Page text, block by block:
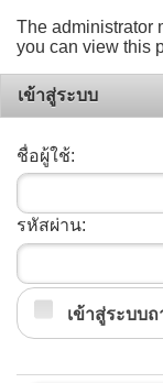
The administrator
you can view this
เข้าสู่ระบบ
ชื่อผู้ใช้:
รหัสผ่าน:
เข้าสู่ระบบถ